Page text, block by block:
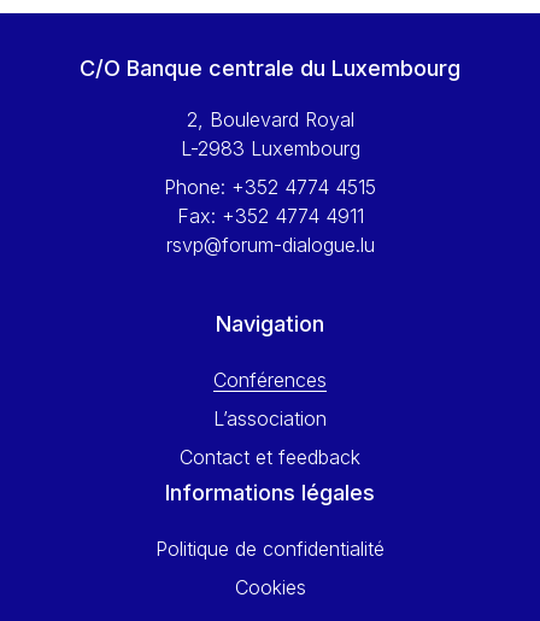
Walter Hagg
Wolfgang Ketterle
Yossi Beillin
Yves FRANCHET
C/O Banque centrale du Luxembourg
2, Boulevard Royal
L-2983 Luxembourg
Phone: +352 4774 4515
Fax: +352 4774 4911
rsvp@forum-dialogue.lu
Navigation
Conférences
L’association
Contact et feedback
Informations légales
Politique de confidentialité
Cookies